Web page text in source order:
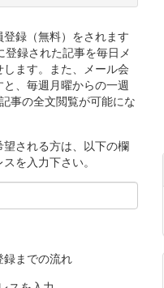
登録（無料）をされます
登録された記事を毎日メ
ます。また、メール会
と、毎週月曜からの一週
事の全文閲覧が可能にな
望される方は、以下の欄
を入力下さい。
までの流れ